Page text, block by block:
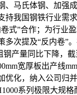
、马氏体钢、加强
持我国钢铁行业需
式”合作；为行业
多次提及“反内卷”
钢产量同比下降，
宽厚板出产线
优化，纳入公司归
系列极限大规